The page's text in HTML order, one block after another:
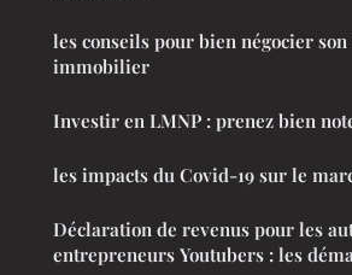
les conseils pour bien négocier
immobilier
Investir en LMNP : prenez bien
les impacts du Covid-19 sur le
Déclaration de revenus pour les
entrepreneurs Youtubers : les